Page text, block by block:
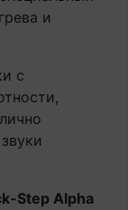
и
с
Step Alpha